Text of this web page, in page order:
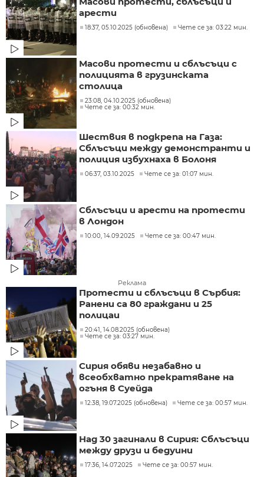
арести
18:37, 05.10.2025 (обновена) Чете се за: 03:22 мин.
Масови протести и сблъсъци с
полицията в грузинската
столица
23:08, 04.10.2025 (обновена)
Чете се за: 00:32 мин.
Шествия в подкрепа на Газа:
Сблъсъци между демонстранти и
полиция избухнаха в Болоня
06:37, 03.10.2025 Чете се за: 01:07 мин.
Сблъсъци и арести на протести
в Лондон
10:00, 14.09.2025 Чете се за: 00:47 мин.
Реклама
Протести и сблъсъци в Сърбия:
Ранени са 80 граждани и 25
полицаи
20:41, 14.08.2025 (обновена)
Чете се за: 03:27 мин.
Сирия обяви незабавно и
всеобхватно прекратяване на
огъня в Суейда
12:38, 19.07.2025 (обновена) Чете се за: 00:57 мин.
Над 30 загинали в Сирия: Сблъсъци
между друзи и бедуини
17:36, 14.07.2025 Чете се за: 00:57 мин.